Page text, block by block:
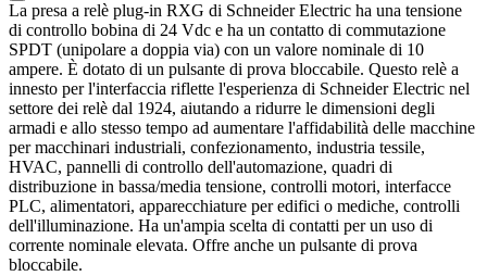
La presa a relè plug-in RXG di Schneider Electric ha una tensione
di controllo bobina di 24 Vdc e ha un contatto di commutazione
SPDT (unipolare a doppia via) con un valore nominale di 10
ampere. È dotato di un pulsante di prova bloccabile. Questo relè a
innesto per l'interfaccia riflette l'esperienza di Schneider Electric nel
settore dei relè dal 1924, aiutando a ridurre le dimensioni degli
armadi e allo stesso tempo ad aumentare l'affidabilità delle macchine
per macchinari industriali, confezionamento, industria tessile,
HVAC, pannelli di controllo dell'automazione, quadri di
distribuzione in bassa/media tensione, controlli motori, interfacce
PLC, alimentatori, apparecchiature per edifici o mediche, controlli
dell'illuminazione. Ha un'ampia scelta di contatti per un uso di
corrente nominale elevata. Offre anche un pulsante di prova
bloccabile.